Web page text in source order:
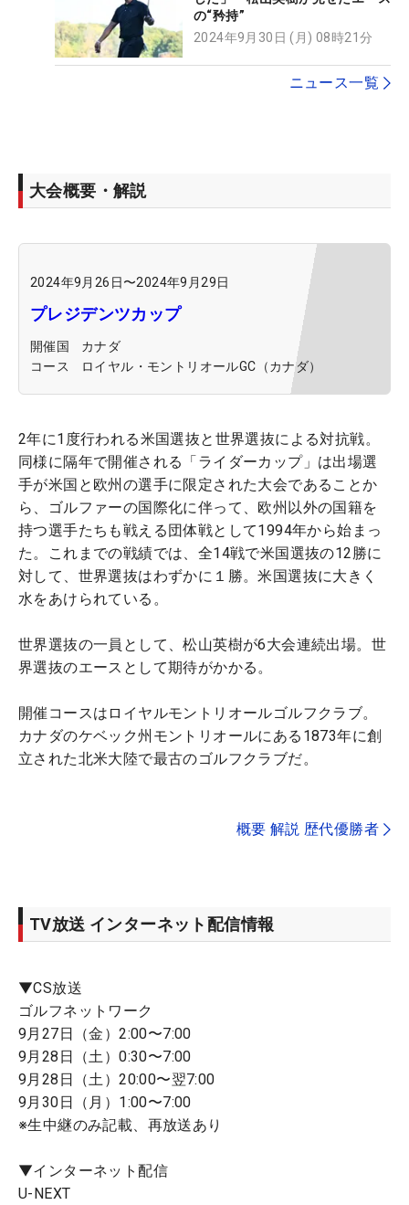
の“矜持”
2024年9月30日 (月) 08時21分
ニュース一覧
大会概要・解説
2024年9月26日〜2024年9月29日
プレジデンツカップ
開催国
カナダ
コース
ロイヤル・モントリオールGC（カナダ）
2年に1度行われる米国選抜と世界選抜による対抗戦。
同様に隔年で開催される「ライダーカップ」は出場選
手が米国と欧州の選手に限定された大会であることか
ら、ゴルファーの国際化に伴って、欧州以外の国籍を
持つ選手たちも戦える団体戦として1994年から始まっ
た。これまでの戦績では、全14戦で米国選抜の12勝に
対して、世界選抜はわずかに１勝。米国選抜に大きく
水をあけられている。
世界選抜の一員として、松山英樹が6大会連続出場。世
界選抜のエースとして期待がかかる。
開催コースはロイヤルモントリオールゴルフクラブ。
カナダのケベック州モントリオールにある1873年に創
立された北米大陸で最古のゴルフクラブだ。
概要 解説 歴代優勝者
TV放送 インターネット配信情報
▼CS放送
ゴルフネットワーク
9月27日（金）2:00〜7:00
9月28日（土）0:30〜7:00
9月28日（土）20:00〜翌7:00
9月30日（月）1:00〜7:00
※生中継のみ記載、再放送あり
▼インターネット配信
U-NEXT